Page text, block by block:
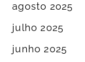
agosto 2025
julho 2025
junho 2025